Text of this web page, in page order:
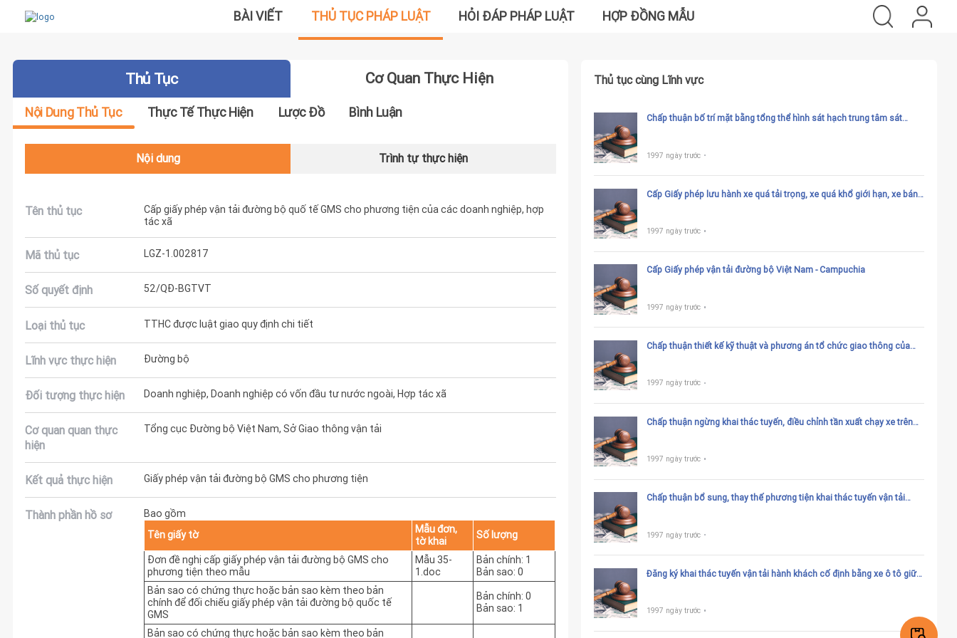
BÀI VIẾT THỦ TỤC PHÁP LUẬT HỎI ĐÁP PHÁP LUẬT HỢP ĐỒNG MẪU
Thủ Tục Cơ Quan Thực Hiện
Nội Dung Thủ Tục Thực Tế Thực Hiện Lược Đồ Bình Luận
Nội dung Trình tự thực hiện
Tên thủ tục
Cấp giấy phép vận tải đường bộ quố tế GMS cho phương tiện của các doanh nghiệp, hợp
tác xã
Mã thủ tục LGZ-1.002817
Số quyết định 52/QĐ-BGTVT
Loại thủ tục TTHC được luật giao quy định chi tiết
Lĩnh vực thực hiện Đường bộ
Đối tượng thực hiện Doanh nghiệp, Doanh nghiệp có vốn đầu tư nước ngoài, Hợp tác xã
Cơ quan quan thực
hiện
Tổng cục Đường bộ Việt Nam, Sở Giao thông vận tải
Kết quả thực hiện Giấy phép vận tải đường bộ GMS cho phương tiện
Thành phần hồ sơ
Bao gồm
Tên giấy tờ
Mẫu đơn,
tờ khai
Số lượng
Đơn đề nghị cấp giấy phép vận tải đường bộ GMS cho
phương tiện theo mẫu
Mẫu 35-
1.doc
Bản chính: 1
Bản sao: 0
Bản sao có chứng thực hoặc bản sao kèm theo bản
chính để đối chiếu giấy phép vận tải đường bộ quốc tế
GMS
Bản chính: 0
Bản sao: 1
Bản sao có chứng thực hoặc bản sao kèm theo bản
Thủ tục cùng Lĩnh vực
Chấp thuận bố trí mặt bằng tổng thể hình sát hạch trung tâm sát
1997 ngày trước
Cấp Giấy phép lưu hành xe quá tải trọng, xe quá khổ giới hạn, xe bánh
1997 ngày trước
Cấp Giấy phép vận tải đường bộ Việt Nam - Campuchia
1997 ngày trước
Chấp thuận thiết kế kỹ thuật và phương án tổ chức giao thông của
1997 ngày trước
Chấp thuận ngừng khai thác tuyến, điều chỉnh tần xuất chạy xe trên
1997 ngày trước
Chấp thuận bổ sung, thay thế phương tiện khai thác tuyến vận tải
1997 ngày trước
Đăng ký khai thác tuyến vận tải hành khách cố định bằng xe ô tô giữa
1997 ngày trước